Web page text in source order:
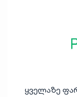
ყველაზე